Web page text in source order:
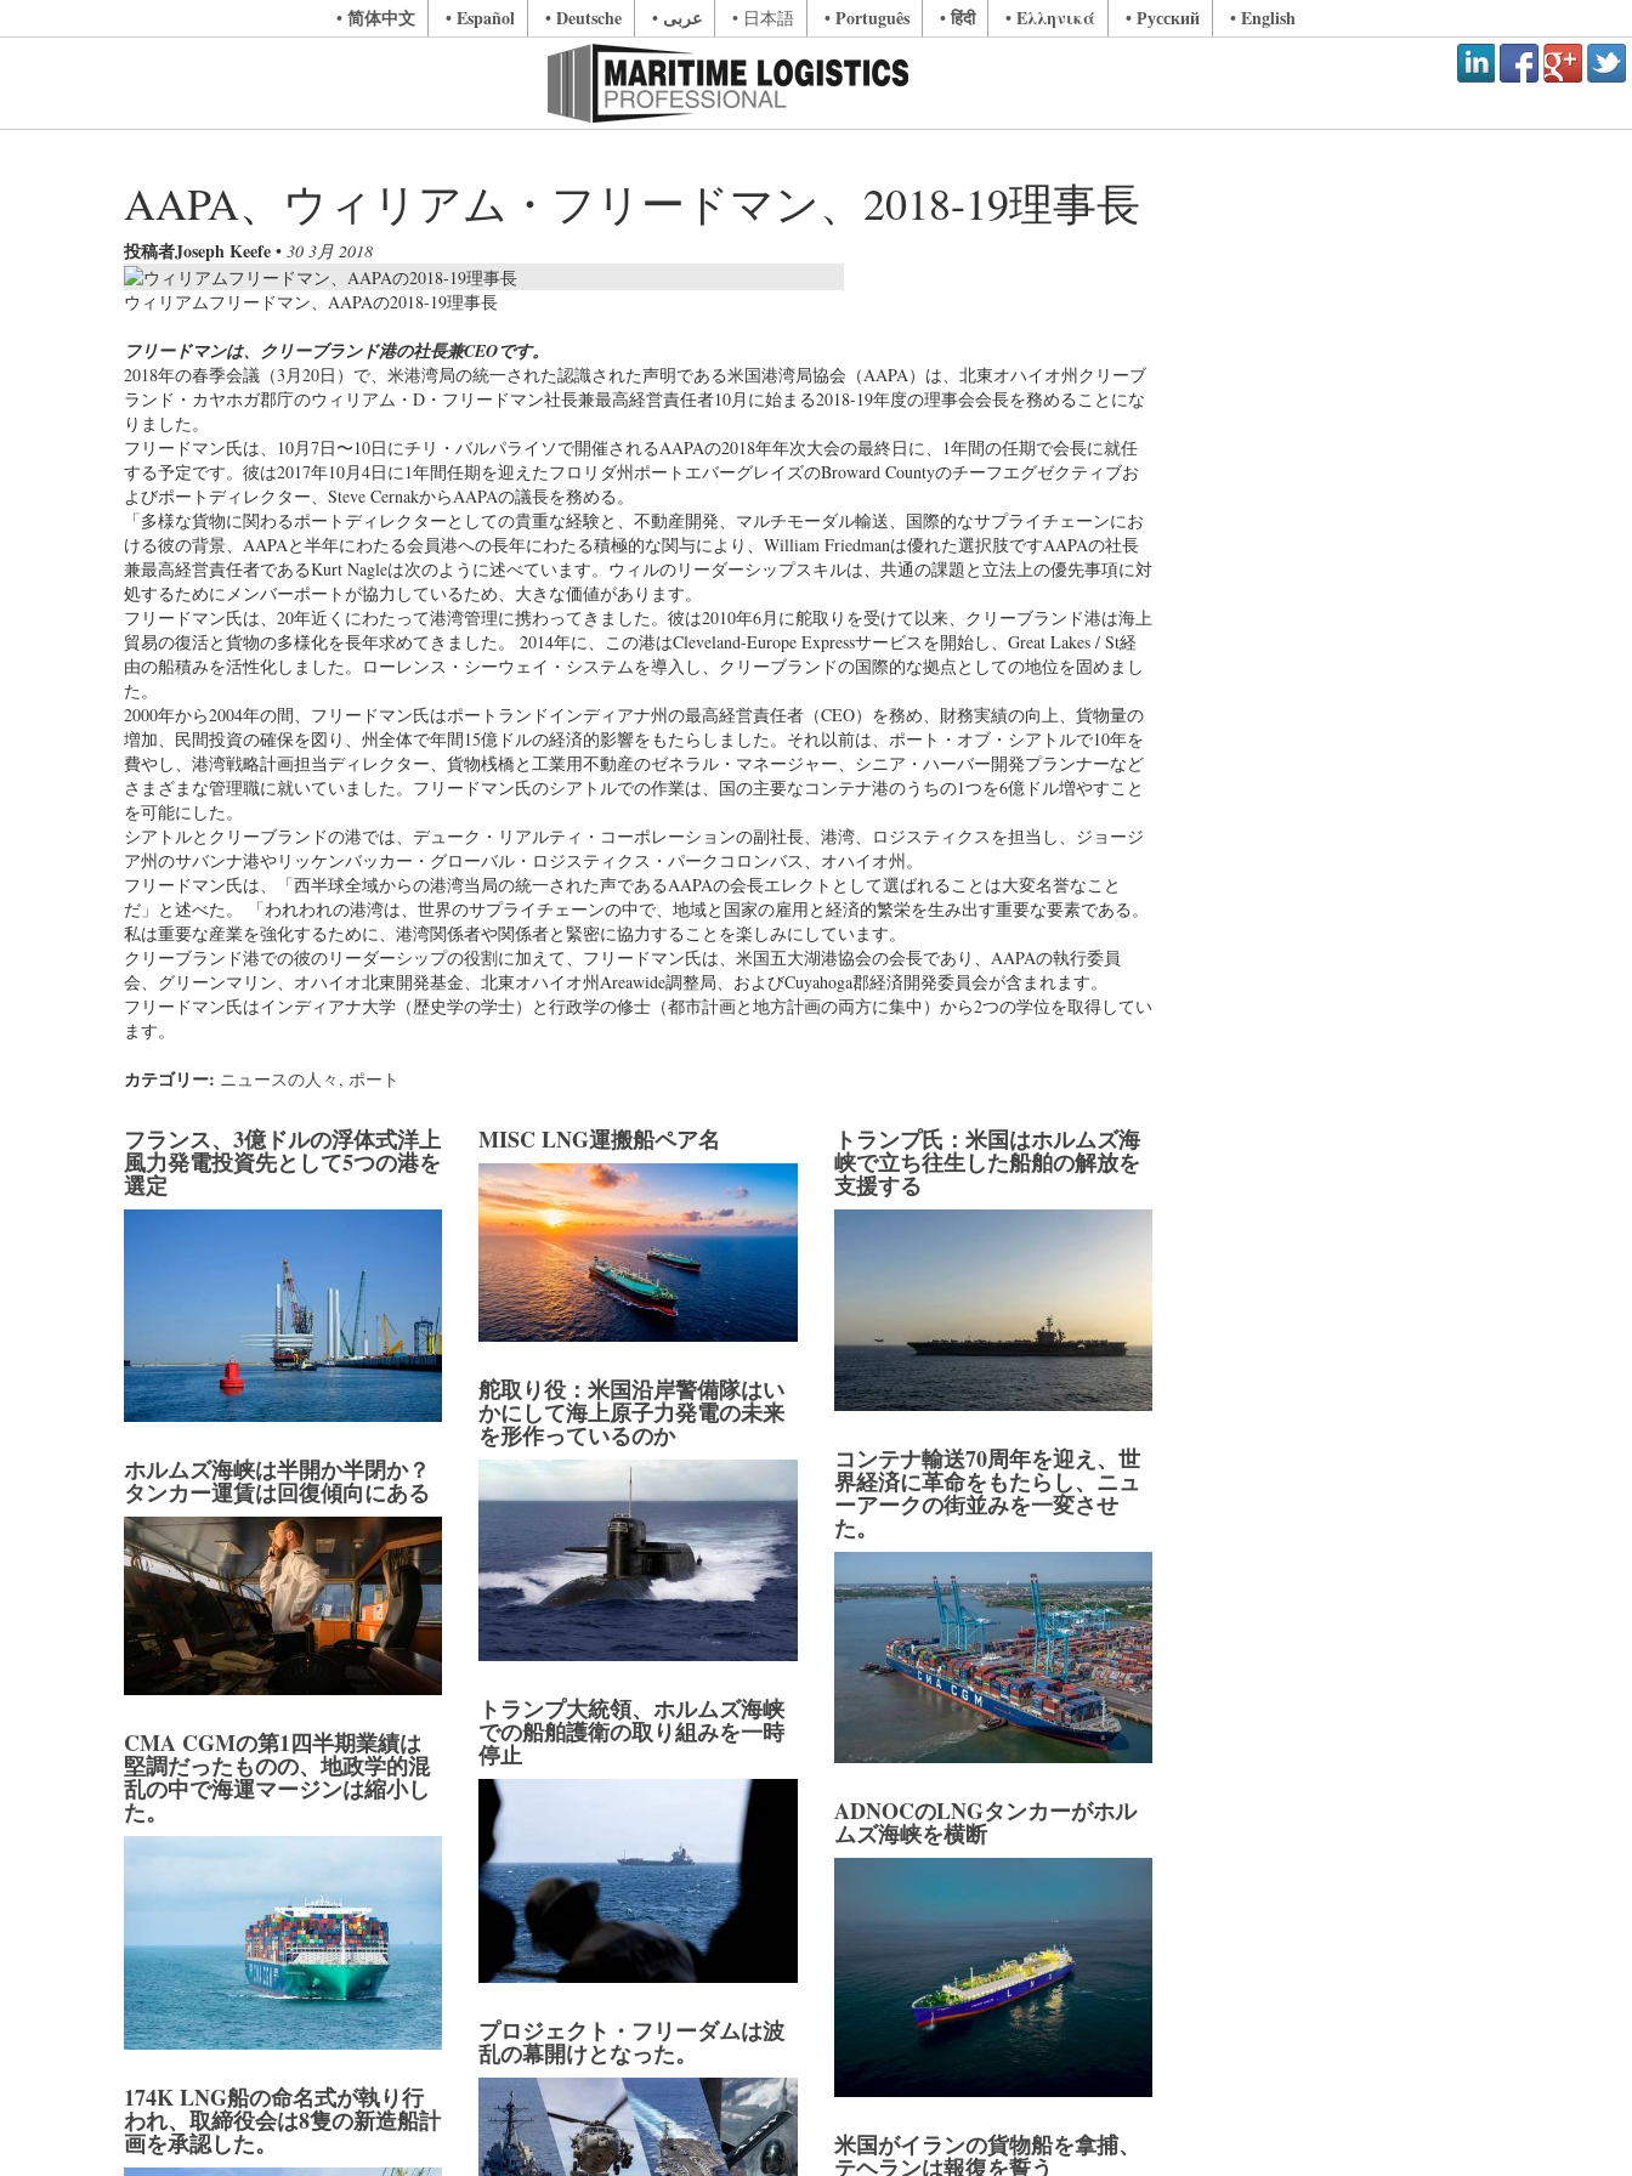
• 简体中文 • Español • Deutsche • عربى • 日本語 • Português • हिंदी • Ελληνικά • Русский • English
AAPA、ウィリアム・フリードマン、2018-19理事長
投稿者Joseph Keefe • 30 3月 2018
ウィリアムフリードマン、AAPAの2018-19理事長
フリードマンは、クリーブランド港の社長兼CEOです。
2018年の春季会議（3月20日）で、米港湾局の統一された認識された声明である米国港湾局協会（AAPA）は、北東オハイオ州クリーブ
ランド・カヤホガ郡庁のウィリアム・D・フリードマン社長兼最高経営責任者10月に始まる2018-19年度の理事会会長を務めることにな
りました。
フリードマン氏は、10月7日〜10日にチリ・バルパライソで開催されるAAPAの2018年年次大会の最終日に、1年間の任期で会長に就任
する予定です。彼は2017年10月4日に1年間任期を迎えたフロリダ州ポートエバーグレイズのBroward Countyのチーフエグゼクティブお
よびポートディレクター、Steve CernakからAAPAの議長を務める。
「多様な貨物に関わるポートディレクターとしての貴重な経験と、不動産開発、マルチモーダル輸送、国際的なサプライチェーンにお
ける彼の背景、AAPAと半年にわたる会員港への長年にわたる積極的な関与により、William Friedmanは優れた選択肢ですAAPAの社長
兼最高経営責任者であるKurt Nagleは次のように述べています。ウィルのリーダーシップスキルは、共通の課題と立法上の優先事項に対
処するためにメンバーポートが協力しているため、大きな価値があります。
フリードマン氏は、20年近くにわたって港湾管理に携わってきました。彼は2010年6月に舵取りを受けて以来、クリーブランド港は海上
貿易の復活と貨物の多様化を長年求めてきました。 2014年に、この港はCleveland-Europe Expressサービスを開始し、Great Lakes / St経
由の船積みを活性化しました。ローレンス・シーウェイ・システムを導入し、クリーブランドの国際的な拠点としての地位を固めまし
た。
2000年から2004年の間、フリードマン氏はポートランドインディアナ州の最高経営責任者（CEO）を務め、財務実績の向上、貨物量の
増加、民間投資の確保を図り、州全体で年間15億ドルの経済的影響をもたらしました。それ以前は、ポート・オブ・シアトルで10年を
費やし、港湾戦略計画担当ディレクター、貨物桟橋と工業用不動産のゼネラル・マネージャー、シニア・ハーバー開発プランナーなど
さまざまな管理職に就いていました。フリードマン氏のシアトルでの作業は、国の主要なコンテナ港のうちの1つを6億ドル増やすこと
を可能にした。
シアトルとクリーブランドの港では、デューク・リアルティ・コーポレーションの副社長、港湾、ロジスティクスを担当し、ジョージ
ア州のサバンナ港やリッケンバッカー・グローバル・ロジスティクス・パークコロンバス、オハイオ州。
フリードマン氏は、「西半球全域からの港湾当局の統一された声であるAAPAの会長エレクトとして選ばれることは大変名誉なこと
だ」と述べた。 「われわれの港湾は、世界のサプライチェーンの中で、地域と国家の雇用と経済的繁栄を生み出す重要な要素である。
私は重要な産業を強化するために、港湾関係者や関係者と緊密に協力することを楽しみにしています。
クリーブランド港での彼のリーダーシップの役割に加えて、フリードマン氏は、米国五大湖港協会の会長であり、AAPAの執行委員
会、グリーンマリン、オハイオ北東開発基金、北東オハイオ州Areawide調整局、およびCuyahoga郡経済開発委員会が含まれます。
フリードマン氏はインディアナ大学（歴史学の学士）と行政学の修士（都市計画と地方計画の両方に集中）から2つの学位を取得してい
ます。
カテゴリー: ニュースの人々 , ポート
フランス、3億ドルの浮体式洋上
風力発電投資先として5つの港を
選定
ホルムズ海峡は半開か半閉か？
タンカー運賃は回復傾向にある
CMA CGMの第1四半期業績は
堅調だったものの、地政学的混
乱の中で海運マージンは縮小し
た。
174K LNG船の命名式が執り行
われ、取締役会は8隻の新造船計
画を承認した。
MISC LNG運搬船ペア名
舵取り役：米国沿岸警備隊はい
かにして海上原子力発電の未来
を形作っているのか
トランプ大統領、ホルムズ海峡
での船舶護衛の取り組みを一時
停止
プロジェクト・フリーダムは波
乱の幕開けとなった。
トランプ氏：米国はホルムズ海
峡で立ち往生した船舶の解放を
支援する
コンテナ輸送70周年を迎え、世
界経済に革命をもたらし、ニュ
ーアークの街並みを一変させ
た。
ADNOCのLNGタンカーがホル
ムズ海峡を横断
米国がイランの貨物船を拿捕、
テヘランは報復を誓う